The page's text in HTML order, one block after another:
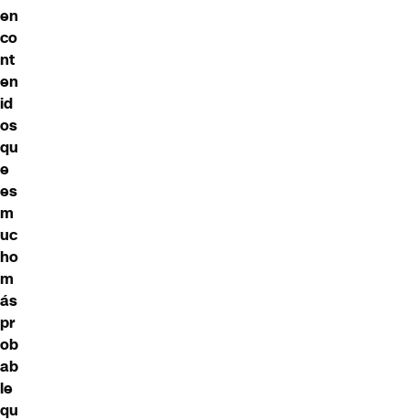
en
co
nt
en
id
os
qu
e
es
m
uc
ho
m
ás
pr
ob
ab
le
qu